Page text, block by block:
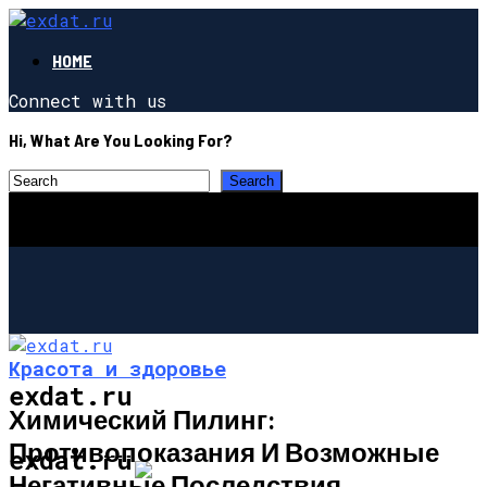
HOME
Connect with us
Hi, What Are You Looking For?
exdat.ru
exdat.ruСТРОИТЕЛЬСТВО И РЕМОНТ
Красота и здоровье
Химический Пилинг:
Противопоказания И Возможные